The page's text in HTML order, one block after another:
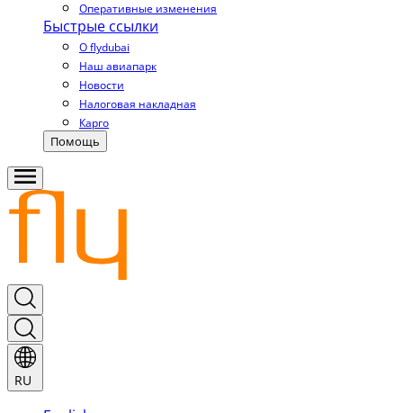
Оперативные изменения
Быстрые ссылки
О flydubai
Наш авиапарк
Новости
Налоговая накладная
Карго
Помощь
RU